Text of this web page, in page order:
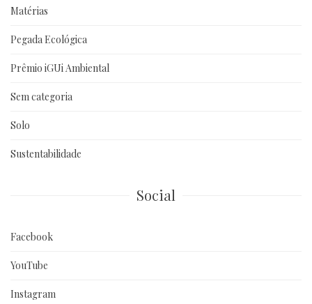
Matérias
Pegada Ecológica
Prêmio iGUi Ambiental
Sem categoria
Solo
Sustentabilidade
Social
Facebook
YouTube
Instagram